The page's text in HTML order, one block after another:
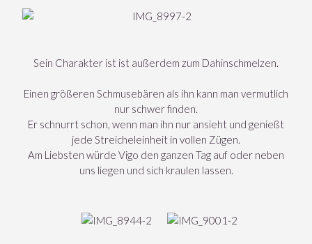
Sein Charakter ist ist außerdem zum Dahinschmelzen.
Einen größeren Schmusebären als ihn kann man vermutlich
nur schwer finden.
Er schnurrt schon, wenn man ihn nur ansieht und genießt
jede Streicheleinheit in vollen Zügen.
Am Liebsten würde Vigo den ganzen Tag auf oder neben
uns liegen und sich kraulen lassen.